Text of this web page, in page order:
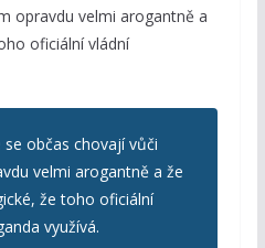
opravdu velmi arogantně a
oficiální vládní
občas chovají vůči
velmi arogantně a že
že toho oficiální
využívá.